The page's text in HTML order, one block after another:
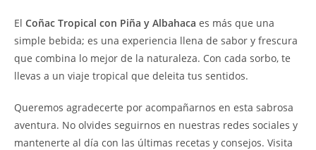
El Coñac Tropical con Piña y Albahaca es más que una
simple bebida; es una experiencia llena de sabor y frescura
que combina lo mejor de la naturaleza. Con cada sorbo, te
llevas a un viaje tropical que deleita tus sentidos.
Queremos agradecerte por acompañarnos en esta sabrosa
aventura. No olvides seguirnos en nuestras redes sociales y
mantenerte al día con las últimas recetas y consejos. Visita